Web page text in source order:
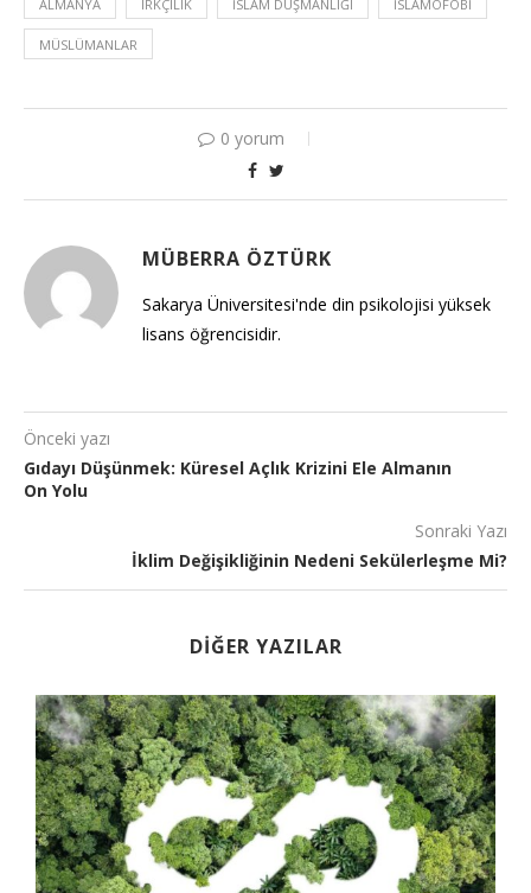
ALMANYA IRKÇILIK İSLAM DÜŞMANLIĞI ISLAMOFOBI
MÜSLÜMANLAR
0 yorum
MÜBERRA ÖZTÜRK
Sakarya Üniversitesi'nde din psikolojisi yüksek
lisans öğrencisidir.
Önceki yazı
Gıdayı Düşünmek: Küresel Açlık Krizini Ele Almanın
On Yolu
Sonraki Yazı
İklim Değişikliğinin Nedeni Sekülerleşme Mi?
DIĞER YAZILAR